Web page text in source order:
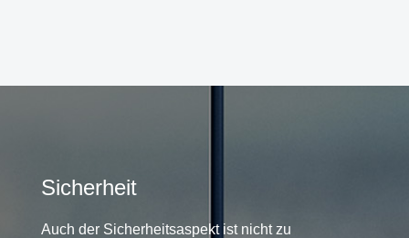
Sicherheit
Auch der Sicherheitsaspekt ist nicht zu